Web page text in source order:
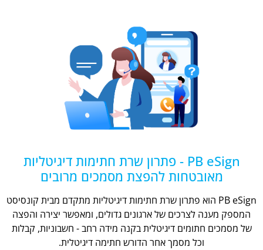
PB eSign - פתרון שרת חתימות דיגיטליות
מאובטחות להפצת מסמכים מרובים
PB eSign הוא פתרון שרת חתימות דיגיטליות מתקדם מבית קונסיסט
המספק מענה לצרכים של ארגונים גדולים, ומאפשר יצירה והפצה
של מסמכים חתומים דיגיטלית בקנה מידה רחב - חשבוניות, קבלות
וכל מסמך אחר הדורש חתימה דיגיטלית.